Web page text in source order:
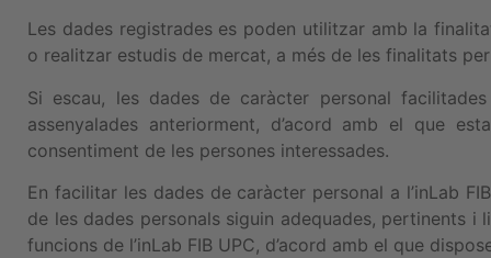
Les dades registrades es poden utilitzar amb la
o realitzar estudis de mercat, a més de les finalitats
Si escau, les dades de caràcter personal
assenyalades anteriorment, d’acord amb el que
consentiment de les persones interessades.
En facilitar les dades de caràcter personal a l’inLab
de les dades personals siguin adequades, pertinents i
funcions de l’inLab FIB UPC, d’acord amb el que